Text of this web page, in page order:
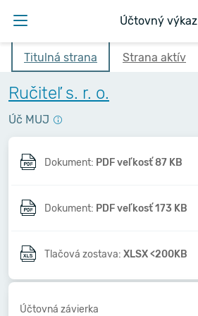
Účtovný výkaz
Titulná strana Strana aktív
Ručiteľ s. r. o.
Úč MUJ
Dokument: PDF veľkosť 87 KB
Dokument: PDF veľkosť 173 KB
Tlačová zostava: XLSX <200KB
Účtovná závierka